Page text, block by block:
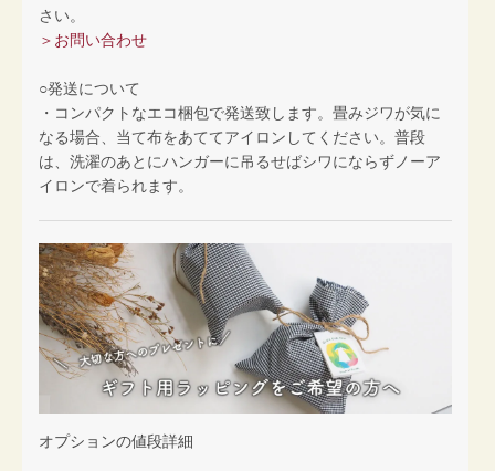
さい。
＞お問い合わせ
○発送について
・コンパクトなエコ梱包で発送致します。畳みジワが気に
なる場合、当て布をあててアイロンしてください。普段
は、洗濯のあとにハンガーに吊るせばシワにならずノーア
イロンで着られます。
オプションの値段詳細